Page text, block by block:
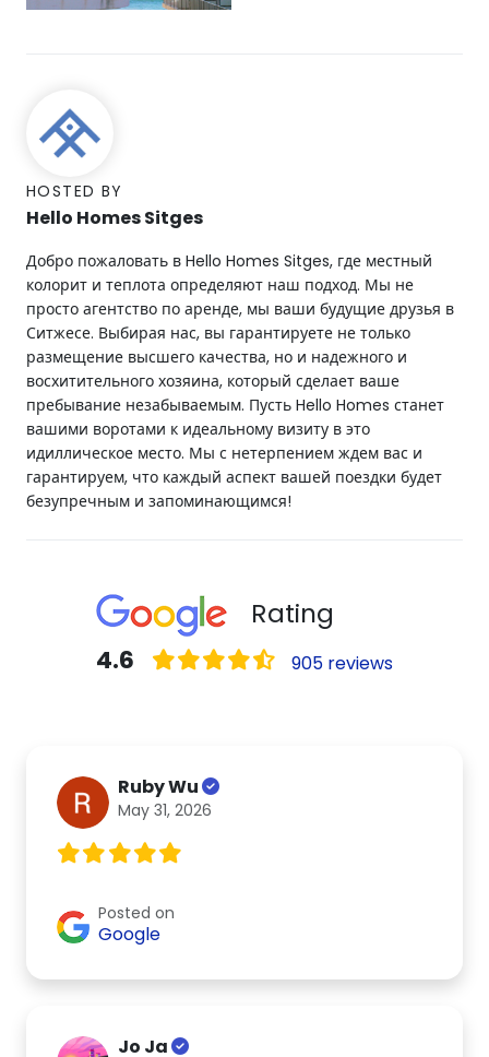
HOSTED BY
Hello Homes Sitges
Добро пожаловать в Hello Homes Sitges, где местный
колорит и теплота определяют наш подход. Мы не
просто агентство по аренде, мы ваши будущие друзья в
Ситжесе. Выбирая нас, вы гарантируете не только
размещение высшего качества, но и надежного и
восхитительного хозяина, который сделает ваше
пребывание незабываемым. Пусть Hello Homes станет
вашими воротами к идеальному визиту в это
идиллическое место. Мы с нетерпением ждем вас и
гарантируем, что каждый аспект вашей поездки будет
безупречным и запоминающимся!
Rating
4.6 905 reviews
Ruby Wu
May 31, 2026
Posted on
Google
Jo Ja